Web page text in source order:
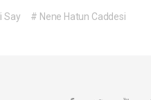
Say
# Nene Hatun Caddesi